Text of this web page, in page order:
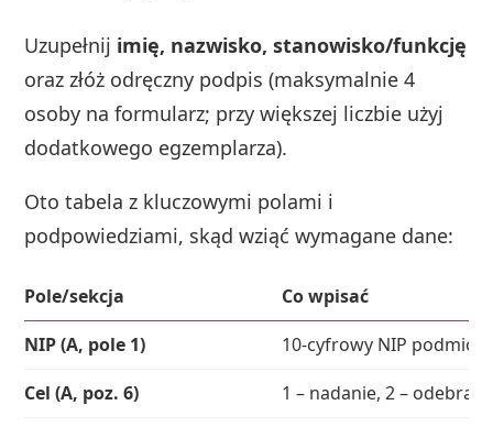
Uzupełnij imię, nazwisko, stanowisko/funkcję
oraz złóż odręczny podpis (maksymalnie 4
osoby na formularz; przy większej liczbie użyj
dodatkowego egzemplarza).
Oto tabela z kluczowymi polami i
podpowiedziami, skąd wziąć wymagane dane:
Pole/sekcja
Co wpisać
NIP (A, pole 1)
10-cyfrowy NIP
Cel (A, poz. 6)
1 – nadanie, 2 –